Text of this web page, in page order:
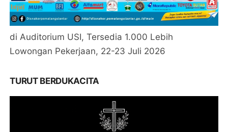
di Auditorium USI, Tersedia 1.000 Lebih
Lowongan Pekerjaan, 22-23 Juli 2026
TURUT BERDUKACITA